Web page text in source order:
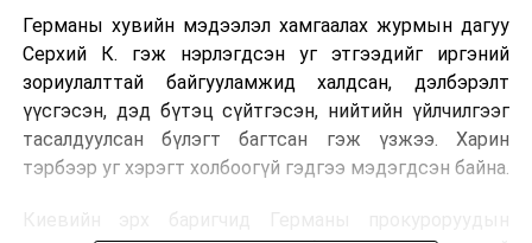
Германы хувийн мэдээлэл хамгаалах журмын дагуу
Серхий К. гэж нэрлэгдсэн уг этгээдийг иргэний
зориулалттай байгууламжид халдсан, дэлбэрэлт
үүсгэсэн, дэд бүтэц сүйтгэсэн, нийтийн үйлчилгээг
тасалдуулсан бүлэгт багтсан гэж үзжээ. Харин
тэрбээр уг хэрэгт холбоогүй гэдгээ мэдэгдсэн байна.